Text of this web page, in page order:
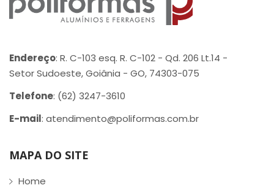
Endereço: R. C-103 esq. R. C-102 - Qd. 206 Lt.14 -
Setor Sudoeste, Goiânia - GO, 74303-075
Telefone: (62) 3247-3610
E-mail: atendimento@poliformas.com.br
MAPA DO SITE
Home